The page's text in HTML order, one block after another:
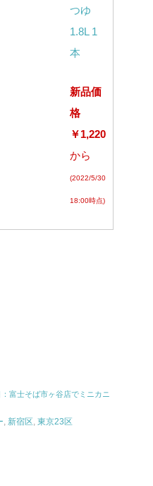
つゆ
1.8L 1
本
新品価
格
￥1,220
から
(2022/5/30
18:00時点)
富士そば市ヶ谷店でミニカニ
新宿区 東京23区